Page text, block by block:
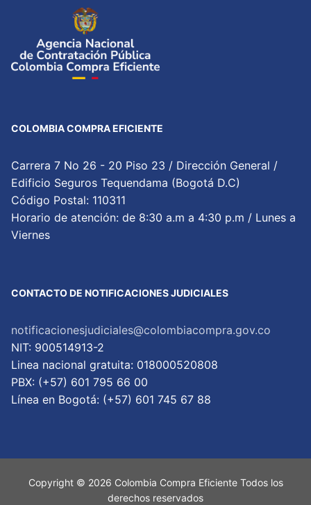
COLOMBIA COMPRA EFICIENTE
Carrera 7 No 26 - 20 Piso 23 / Dirección General /
Edificio Seguros Tequendama (Bogotá D.C)
Código Postal: 110311
Horario de atención: de 8:30 a.m a 4:30 p.m / Lunes a
Viernes
CONTACTO DE NOTIFICACIONES JUDICIALES
notificacionesjudiciales@colombiacompra.gov.co
NIT: 900514913-2
Linea nacional gratuita: 018000520808
PBX: (+57) 601 795 66 00
Lí­nea en Bogotá: (+57) 601 745 67 88
Copyright © 2026 Colombia Compra Eficiente Todos los
derechos reservados